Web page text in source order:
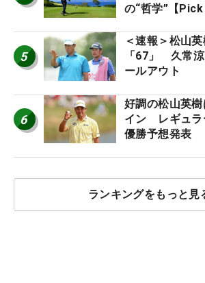
の“哲学”【Pick
5
＜速報＞松山英
「67」 久常
ールアウト
6
好調の松山英
イン レギュラ
優勝予想発表
ランキングをもっと見